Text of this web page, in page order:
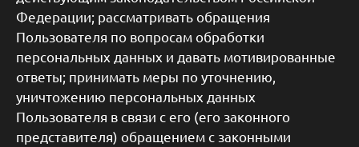
Федерации; рассматривать обращения
Пользователя по вопросам обработки
персональных данных и давать мотивированные
ответы; принимать меры по уточнению,
уничтожению персональных данных
Пользователя в связи с его (его законного
представителя) обращением с законными